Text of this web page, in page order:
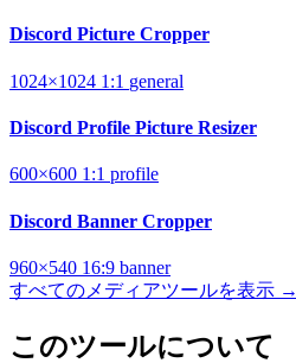
Discord Picture Cropper
1024×1024 1:1 general
Discord Profile Picture Resizer
600×600 1:1 profile
Discord Banner Cropper
960×540 16:9 banner
すべてのメディアツールを表示 →
このツールについて